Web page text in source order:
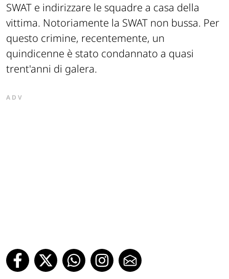
SWAT e indirizzare le squadre a casa della
vittima. Notoriamente la SWAT non bussa. Per
questo crimine, recentemente, un
quindicenne è stato condannato a quasi
trent'anni di galera.
ADV